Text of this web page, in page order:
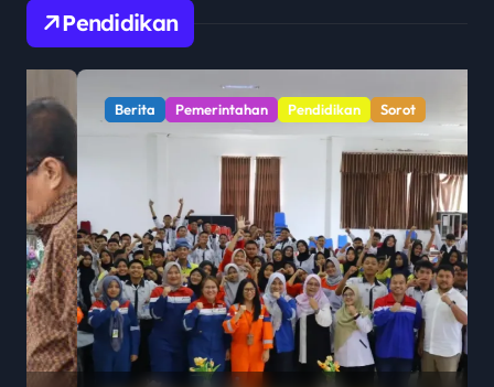
Pendidikan
Berita Pemerintahan Pendidikan Sorot